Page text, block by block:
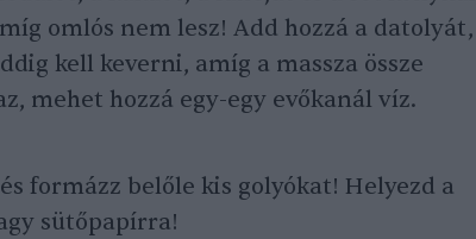
omlós nem lesz! Add hozzá a datolyát,
kell keverni, amíg a massza össze
mehet hozzá egy-egy evőkanál víz.
formázz belőle kis golyókat! Helyezd a
sütőpapírra!